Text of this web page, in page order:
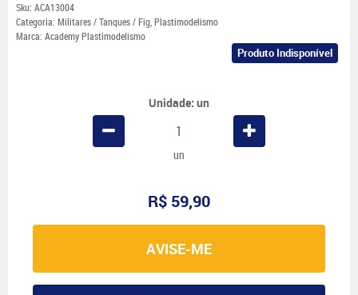
Sku: ACA13004
Categoria: Militares / Tanques / Fig,Plastimodelismo
Marca: Academy Plastimodelismo
Produto Indisponível
Unidade: un
un
R$ 59,90
AVISE-ME